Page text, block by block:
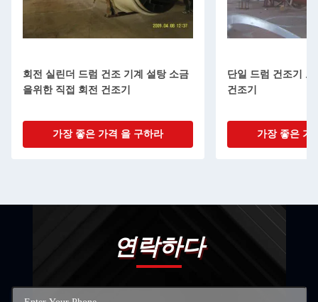
회전 실린더 드럼 건조 기계 설탕 소금
을위한 직접 회전 건조기
가장 좋은 가격 을 구하라
단일 드럼 건조기
건조기
가장 좋은 가
연락하다